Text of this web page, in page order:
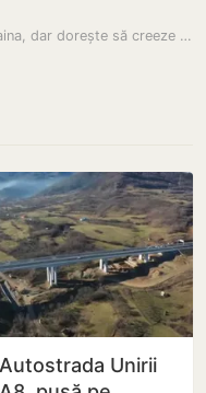
Putin, deschis discuțiilor cu Ucraina, dar dorește să creeze o zonă…
Autostrada Unirii